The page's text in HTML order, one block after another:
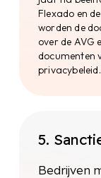
worden
Om ervoor
breed
Flexado en
worden de
over de AVG
documenten
privacybeleid.
5.
Bedrijven